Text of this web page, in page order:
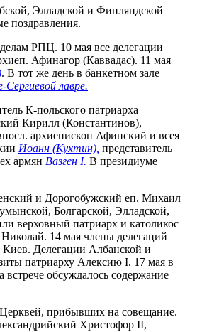
Элладской и Финляндской
поздравления.
РПЦ. 10 мая все делегации
Афинагор (Каввадас). 11 мая
. В тот же день в банкетном зале
Сергиевой лавре.
К-польского патриарха
Кирилл (Константинов),
архиепископ Афинский и всея
Иоанн (Кухтин), представитель
армян Вазген I. В президиуме
и Дорогобужский еп. Михаил
Болгарской, Элладской,
верховный патриарх и католикос
14 мая члены делегаций
Делегации Албанской и
патриарху Алексию I. 17 мая в
обсуждалось содержание
прибывших на совещание.
Христофор II,